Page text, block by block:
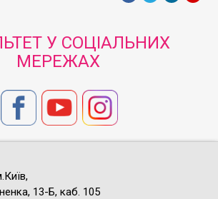
У СОЦІАЛЬНИХ
МЕРЕЖАХ
13-Б, каб. 105